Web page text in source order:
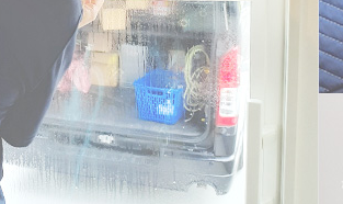
年の猛暑対策｜窓ガラスフィルムでエアコ
代はどれくらい…
08/08
人情報を知られてしまったら家も狙われる？住
防犯対策｜…
07/11
風シーズン前に備える】窓ガラスの飛散防止